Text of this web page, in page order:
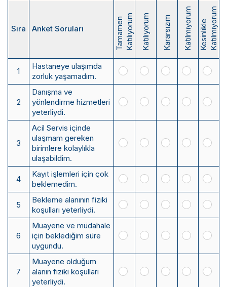
Sıra Anket Soruları TamamenKatılıyorum Katılıyorum Kararsızım Katılmıyorum KesinlikleKatılmıyorum
1
Hastaneye ulaşımda
zorluk yaşamadım.
2
Danışma ve
yönlendirme hizmetleri
yeterliydi.
3
Acil Servis içinde
ulaşmam gereken
birimlere kolaylıkla
ulaşabildim.
4
Kayıt işlemleri için çok
beklemedim.
5
Bekleme alanının fiziki
koşulları yeterliydi.
6
Muayene ve müdahale
için beklediğim süre
uygundu.
7
Muayene olduğum
alanın fiziki koşulları
yeterliydi.